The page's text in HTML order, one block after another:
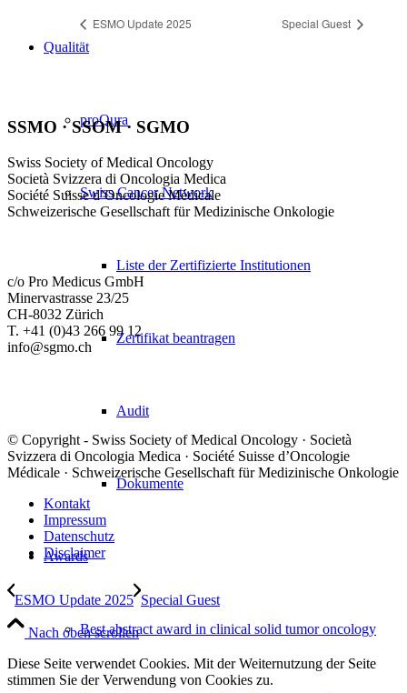
Qualität
proQura
Swiss Cancer Network
Liste der Zertifizierte Institutionen
Zertifikat beantragen
Audit
Dokumente
Awards
Best abstract award in clinical solid tumor oncology
ESMO Update 2025 Special Guest
SSMO · SSOM · SGMO
Swiss Society of Medical Oncology
Società Svizzera di Oncologia Medica
Société Suisse d’Oncologie Médicale
Schweizerische Gesellschaft für Medizinische Onkologie
c/o Pro Medicus GmbH
Minervastrasse 23/25
CH-8032 Zürich
T. +41 (0)43 266 99 12
info@sgmo.ch
© Copyright - Swiss Society of Medical Oncology · Società
Svizzera di Oncologia Medica · Société Suisse d’Oncologie
Médicale · Schweizerische Gesellschaft für Medizinische Onkologie
Kontakt
Impressum
Datenschutz
Disclaimer
ESMO Update 2025 Special Guest
Nach oben scrollen
Diese Seite verwendet Cookies. Mit der Weiternutzung der Seite
stimmen Sie der Verwendung von Cookies zu.